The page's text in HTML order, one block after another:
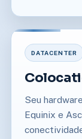
DATACENTER
Seu
Equinix e